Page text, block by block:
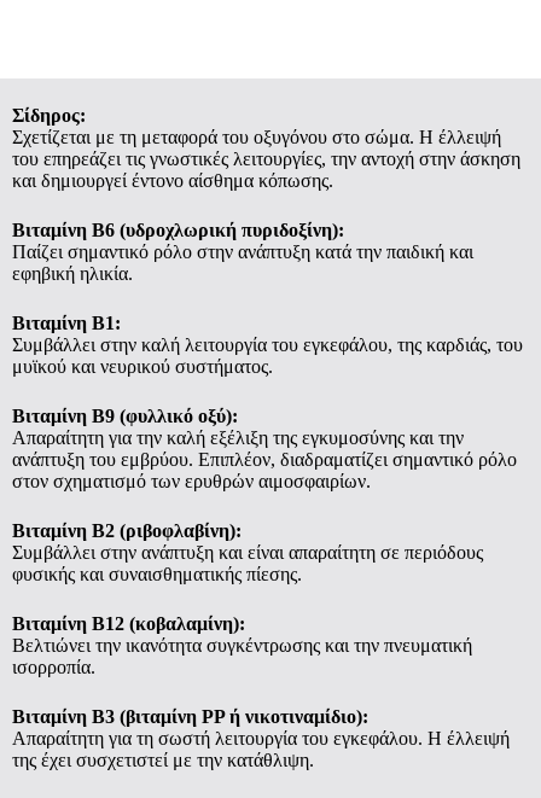
Σίδηρος:
Σχετίζεται με τη μεταφορά του οξυγόνου στο σώμα. Η έλλειψή
του επηρεάζει τις γνωστικές λειτουργίες, την αντοχή στην άσκηση
και δημιουργεί έντονο αίσθημα κόπωσης.
Βιταμίνη Β6 (υδροχλωρική πυριδοξίνη):
Παίζει σημαντικό ρόλο στην ανάπτυξη κατά την παιδική και
εφηβική ηλικία.
Βιταμίνη Β1:
Συμβάλλει στην καλή λειτουργία του εγκεφάλου, της καρδιάς, του
μυϊκού και νευρικού συστήματος.
Βιταμίνη Β9 (φυλλικό οξύ):
Απαραίτητη για την καλή εξέλιξη της εγκυμοσύνης και την
ανάπτυξη του εμβρύου. Επιπλέον, διαδραματίζει σημαντικό ρόλο
στον σχηματισμό των ερυθρών αιμοσφαιρίων.
Βιταμίνη Β2 (ριβοφλαβίνη):
Συμβάλλει στην ανάπτυξη και είναι απαραίτητη σε περιόδους
φυσικής και συναισθηματικής πίεσης.
Βιταμίνη Β12 (κοβαλαμίνη):
Βελτιώνει την ικανότητα συγκέντρωσης και την πνευματική
ισορροπία.
Βιταμίνη Β3 (βιταμίνη ΡΡ ή νικοτιναμίδιο):
Απαραίτητη για τη σωστή λειτουργία του εγκεφάλου. Η έλλειψή
της έχει συσχετιστεί με την κατάθλιψη.